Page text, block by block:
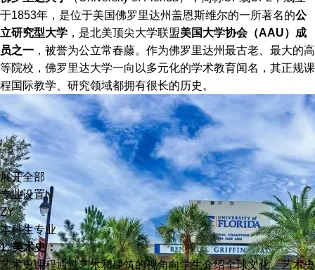
于1853年，是位于美国佛罗里达州盖恩斯维尔的一所著名的公
立研究型大学 ，是北美顶尖大学联盟美国大学协会（AAU）成
员之一 ，被誉为公立常春藤。作为佛罗里达州最古老、最大的高
等院校，佛罗里达大学一向以多元化的学术教育闻名，其正规课
程国际教学、研究领域都拥有很长的历史。
展开全部
专业设置
ZY
本科生专业
1.美术史：
艺术史课程通过艺术和建筑的视角向学生介绍全球文化。艺术史